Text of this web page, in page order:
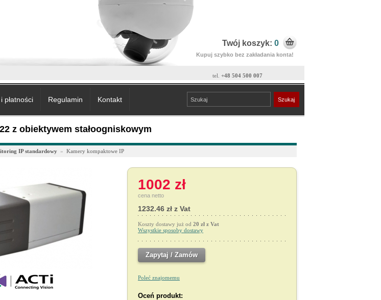
Twój koszyk: 0
Kupuj szybko bez zakładania konta!
tel. +48 504 500 007
płatności Regulamin Kontakt
z obiektywem stałoogniskowym
IP standardowy » Kamery kompaktowe IP
1002 zł
cena netto
1232.46 zł z Vat
Koszty dostawy już od 20 zł z Vat
Wszystkie sposoby dostawy
Zapytaj / Zamów
Poleć znajomemu
Oceń produkt: